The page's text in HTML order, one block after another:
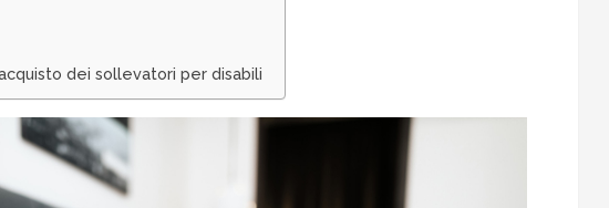
dei sollevatori per disabili